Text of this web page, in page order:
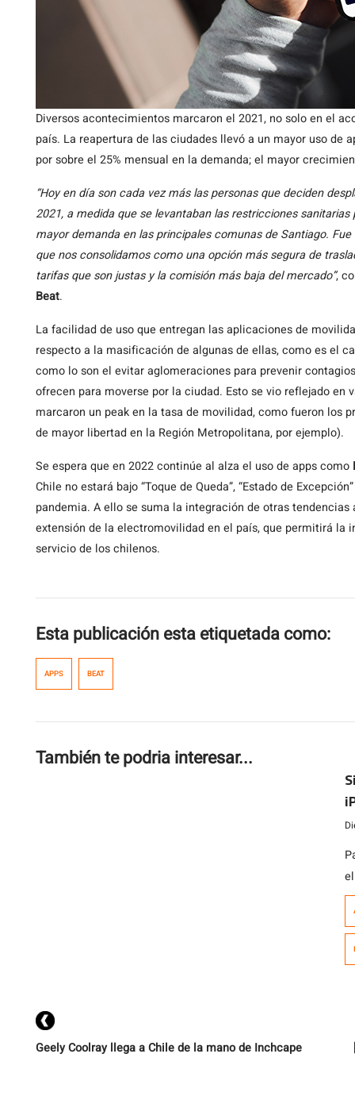
Diversos acontecimientos marcaron el 2021, no solo en el
país. La reapertura de las ciudades llevó a un mayor uso de
por sobre el 25% mensual en la demanda; el mayor
“Hoy en día son cada vez más las personas que deciden
2021, a medida que se levantaban las restricciones
mayor demanda en las principales comunas de Santiago.
que nos consolidamos como una opción más segura de
tarifas que son justas y la comisión más baja del mercado”,
Beat.
La facilidad de uso que entregan las aplicaciones de
respecto a la masificación de algunas de ellas, como es el
como lo son el evitar aglomeraciones para prevenir
ofrecen para moverse por la ciudad. Esto se vio reflejado
marcaron un peak en la tasa de movilidad, como fueron los
de mayor libertad en la Región Metropolitana, por ejemplo).
Se espera que en 2022 continúe al alza el uso de apps como
Chile no estará bajo “Toque de Queda”, “Estado de
pandemia. A ello se suma la integración de otras
extensión de la electromovilidad en el país, que permitirá la
servicio de los chilenos.
Esta publicación esta etiquetada como:
APPS BEAT
También te podria interesar...
Geely Coolray llega a Chile de la mano de Inchcape